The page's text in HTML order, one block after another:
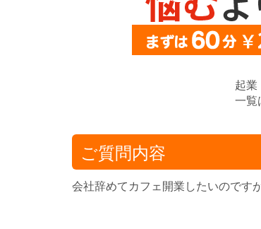
起業
一覧
ご質問内容
会社辞めてカフェ開業したいのです